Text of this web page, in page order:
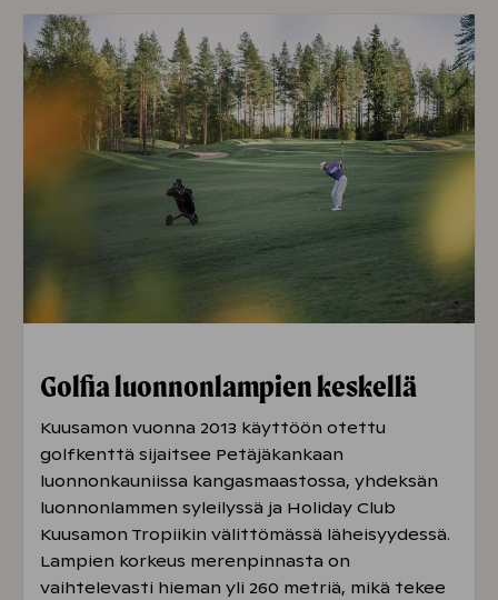
Keilarata klo 18 jälkeen
(Omistajat
-15 %)
Kenkävuokra (alle 12 v. maksutta)3 €/hlö
Golfia luonnonlampien keskellä
Kuusamon vuonna 2013 käyttöön otettu
golfkenttä sijaitsee Petäjäkankaan
luonnonkauniissa kangasmaastossa, yhdeksän
luonnonlammen syleilyssä ja Holiday Club
Kuusamon Tropiikin välittömässä läheisyydessä.
Lampien korkeus merenpinnasta on
vaihtelevasti hieman yli 260 metriä, mikä tekee